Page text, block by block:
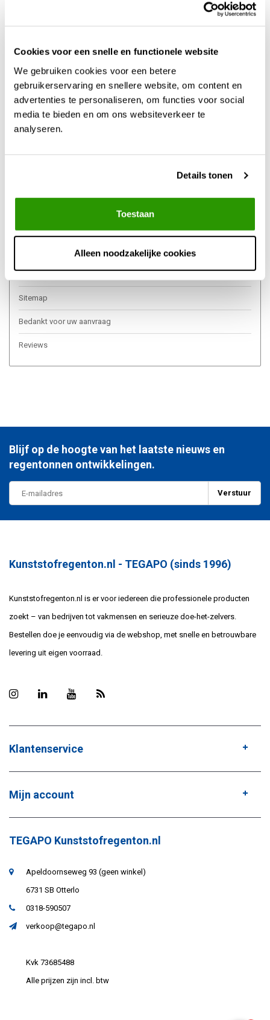
Cookies voor een snelle en functionele website
We gebruiken cookies voor een betere
gebruikerservaring en snellere website, om content en
advertenties te personaliseren, om functies voor social
media te bieden en om ons websiteverkeer te
analyseren.
Details tonen
Toestaan
Alleen noodzakelijke cookies
Offerte aanvragen
Levertijd
Verzendkosten
Afhalen
Algemene voorwaarden
Sitemap
Bedankt voor uw aanvraag
Reviews
Blijf op de hoogte van het laatste nieuws en
regentonnen ontwikkelingen.
Verstuur
Kunststofregenton.nl - TEGAPO (sinds 1996)
Kunststofregenton.nl is er voor iedereen die professionele producten
zoekt – van bedrijven tot vakmensen en serieuze doe-het-zelvers.
Bestellen doe je eenvoudig via de webshop, met snelle en betrouwbare
levering uit eigen voorraad.
Klantenservice
Mijn account
TEGAPO Kunststofregenton.nl
Apeldoornseweg 93 (geen winkel)
6731 SB Otterlo
0318-590507
verkoop@tegapo.nl
Kvk 73685488
Alle prijzen zijn incl. btw